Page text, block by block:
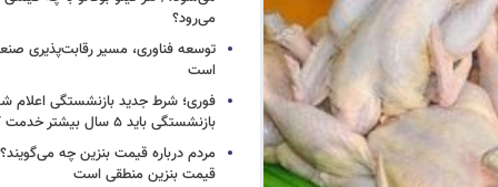
می‌رود؟
توسعه فناوری، مسیر رقابت‌پذیری
است
فوری؛ شرط جدید بازنشستگی اعلام
بازنشستگی باید ۵ سال بیشتر خدمت کنند
مردم درباره قیمت بنزین چه
قیمت بنزین منطقی است